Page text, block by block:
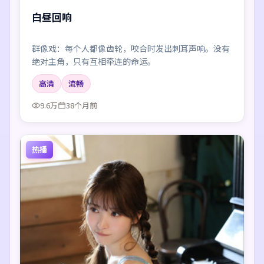
白昼回响
群像戏：每个人都像齿轮，咬合时发出刺耳声响。没有
绝对主角，只有互相牵连的命运。
高清
流畅
9.6万
38个月前
热播